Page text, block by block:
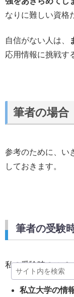
なりに難しい資格
自信がない人は、
応用情報に挑戦す
筆者の場合
参考のために、い
しておきます。
筆者の受験
私の受験時のスペ
私立大学の情